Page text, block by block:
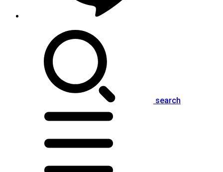
search